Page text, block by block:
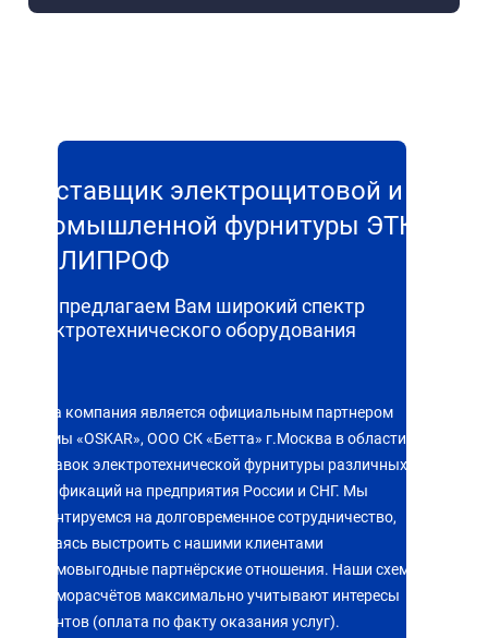
Поставщик электрощитовой и
промышленной фурнитуры ЭТК
ПОЛИПРОФ
Мы предлагаем Вам широкий спектр
электротехнического оборудования
Наша компания является официальным партнером
фирмы «OSKAR», ООО СК «Бетта» г.Москва в области
поставок электротехнической фурнитуры различных
модификаций на предприятия России и СНГ. Мы
ориентируемся на долговременное сотрудничество,
стараясь выстроить с нашими клиентами
взаимовыгодные партнёрские отношения. Наши схемы
взаиморасчётов максимально учитывают интересы
клиентов (оплата по факту оказания услуг).